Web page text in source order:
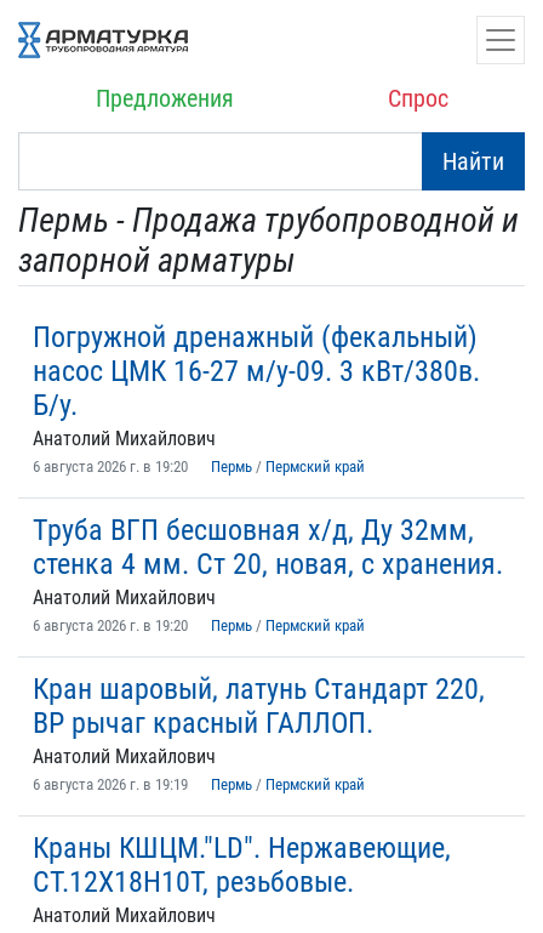
Предложения Спрос
Найти
Пермь - Продажа трубопроводной и
запорной арматуры
Погружной дренажный (фекальный)
насос ЦМК 16-27 м/у-09. 3 кВт/380в.
Б/у.
Анатолий Михайлович
6 августа 2026 г. в 19:20 Пермь / Пермский край
Труба ВГП бесшовная х/д, Ду 32мм,
стенка 4 мм. Ст 20, новая, с хранения.
Анатолий Михайлович
6 августа 2026 г. в 19:20 Пермь / Пермский край
Кран шаровый, латунь Стандарт 220,
ВР рычаг красный ГАЛЛОП.
Анатолий Михайлович
6 августа 2026 г. в 19:19 Пермь / Пермский край
Краны КШЦМ."LD". Нержавеющие,
СТ.12Х18Н10Т, резьбовые.
Анатолий Михайлович